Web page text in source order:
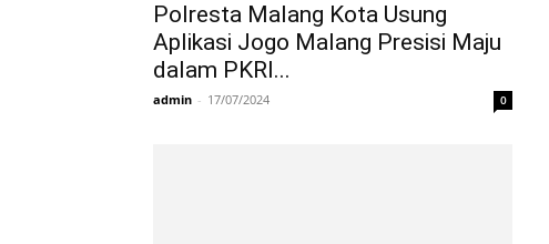
Polresta Malang Kota Usung
Aplikasi Jogo Malang Presisi Maju
dalam PKRI...
admin - 17/07/2024 0